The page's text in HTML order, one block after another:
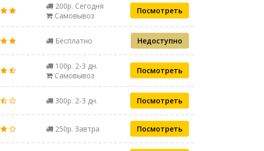
200р. Сегодня
Самовывоз
Посмотреть
Бесплатно Недоступно
100р. 2-3 дн.
Самовывоз
Посмотреть
300р. 2-3 дн. Посмотреть
250р. Завтра Посмотреть